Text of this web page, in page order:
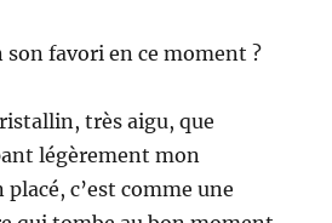
son favori en ce moment ?
très aigu, que
légèrement mon
c’est comme une